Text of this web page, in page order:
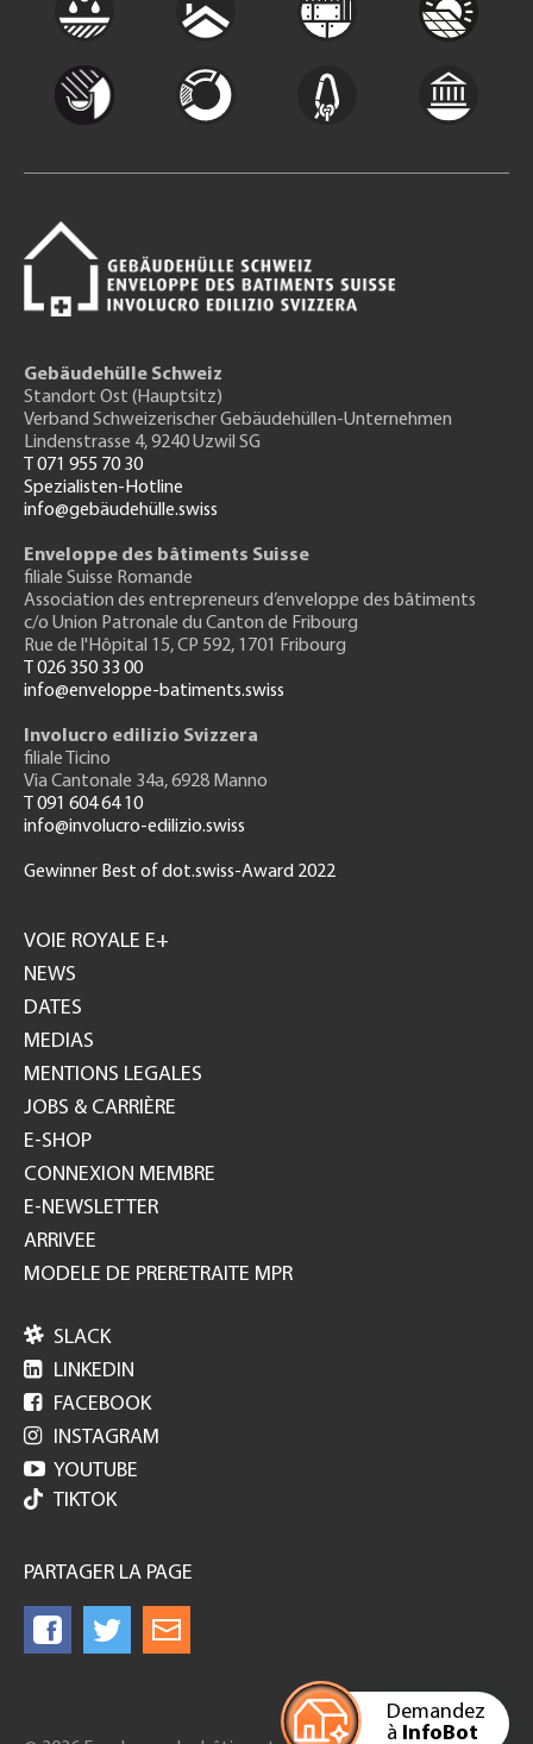
Demandez
à InfoBot
Gebäudehülle Schweiz
Standort Ost (Hauptsitz)
Verband Schweizerischer Gebäudehüllen-Unternehmen
Lindenstrasse 4, 9240 Uzwil SG
T 071 955 70 30
Spezialisten-Hotline
info@gebäudehülle.swiss
Enveloppe des bâtiments Suisse
filiale Suisse Romande
Association des entrepreneurs d’enveloppe des bâtiments
c/o Union Patronale du Canton de Fribourg
Rue de l'Hôpital 15, CP 592, 1701 Fribourg
T 026 350 33 00
info@enveloppe-batiments.swiss
Involucro edilizio Svizzera
filiale Ticino
Via Cantonale 34a, 6928 Manno
T 091 604 64 10
info@involucro-edilizio.swiss
Gewinner Best of dot.swiss-Award 2022
GH
VOIE ROYALE E+
NEWS
DATES
MEDIAS
MENTIONS LEGALES
JOBS & CARRIÈRE
E-SHOP
CONNEXION MEMBRE
E-NEWSLETTER
ARRIVEE
MODELE DE PRERETRAITE MPR
 SLACK
 LINKEDIN
 FACEBOOK
 INSTAGRAM
 YOUTUBE
TIKTOK
PARTAGER LA PAGE